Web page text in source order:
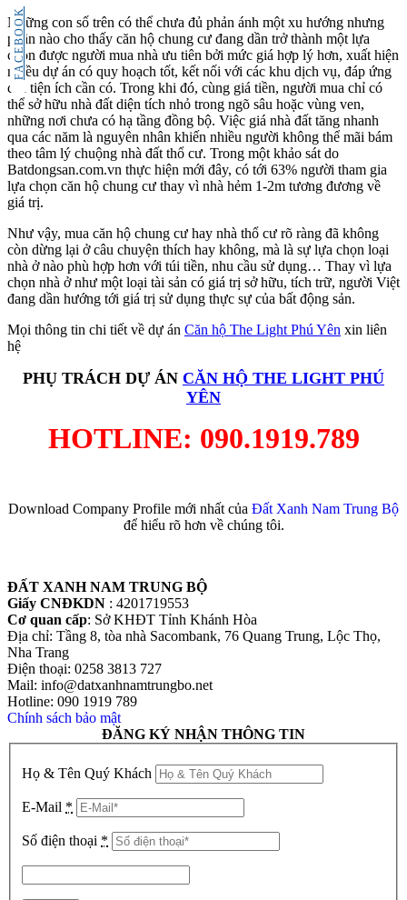
FACEBOOK
Những con số trên có thể chưa đủ phản ánh một xu hướng nhưng
phần nào cho thấy căn hộ chung cư đang dần trở thành một lựa
chọn được người mua nhà ưu tiên bởi mức giá hợp lý hơn, xuất hiện
nhiều dự án có quy hoạch tốt, kết nối với các khu dịch vụ, đáp ứng
các tiện ích cần có. Trong khi đó, cùng giá tiền, người mua chỉ có
thể sở hữu nhà đất diện tích nhỏ trong ngõ sâu hoặc vùng ven,
những nơi chưa có hạ tầng đồng bộ. Việc giá nhà đất tăng nhanh
qua các năm là nguyên nhân khiến nhiều người không thể mãi bám
theo tâm lý chuộng nhà đất thổ cư. Trong một khảo sát do
Batdongsan.com.vn thực hiện mới đây, có tới 63% người tham gia
lựa chọn căn hộ chung cư thay vì nhà hẻm 1-2m tương đương về
giá trị.
Như vậy, mua căn hộ chung cư hay nhà thổ cư rõ ràng đã không
còn dừng lại ở câu chuyện thích hay không, mà là sự lựa chọn loại
nhà ở nào phù hợp hơn với túi tiền, nhu cầu sử dụng… Thay vì lựa
chọn nhà ở như một loại tài sản có giá trị sở hữu, tích trữ, người Việt
đang dần hướng tới giá trị sử dụng thực sự của bất động sản.
Mọi thông tin chi tiết về dự án Căn hộ The Light Phú Yên xin liên
hệ
PHỤ TRÁCH DỰ ÁN CĂN HỘ THE LIGHT PHÚ
YÊN
HOTLINE: 090.1919.789
Download Company Profile mới nhất của Đất Xanh Nam Trung Bộ
để hiểu rõ hơn về chúng tôi.
ĐẤT XANH NAM TRUNG BỘ
Giấy CNĐKDN : 4201719553
Cơ quan cấp: Sở KHĐT Tỉnh Khánh Hòa
Địa chỉ: Tầng 8, tòa nhà Sacombank, 76 Quang Trung, Lộc Thọ,
Nha Trang
Điện thoại: 0258 3813 727
Mail: info@datxanhnamtrungbo.net
Hotline: 090 1919 789
Chính sách bảo mật
ĐĂNG KÝ NHẬN THÔNG TIN
Họ & Tên Quý Khách
E-Mail *
Số điện thoại *